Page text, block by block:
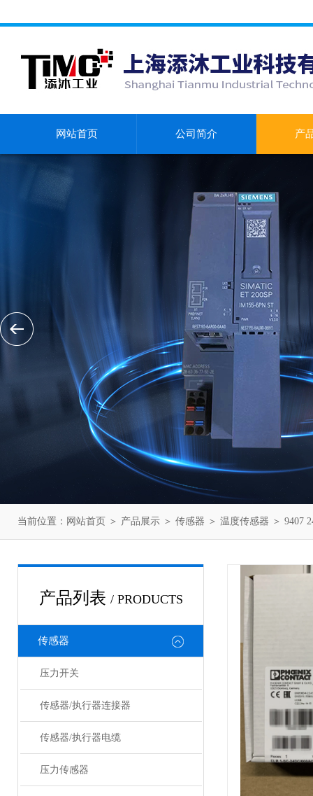
网站首页 公司简介 产
当前位置： 网站首页 ＞ 产品展示 ＞ 传感器 ＞ 温度传感器 ＞ 9407
产品列表 / PRODUCTS
传感器
压力开关
传感器/执行器连接器
传感器/执行器电缆
压力传感器